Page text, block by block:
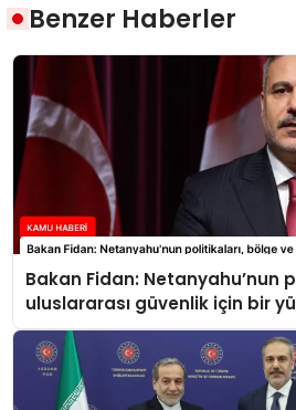
Benzer Haberler
Bakan Fidan: Netanyahu’nun
uluslararası güvenlik için bir